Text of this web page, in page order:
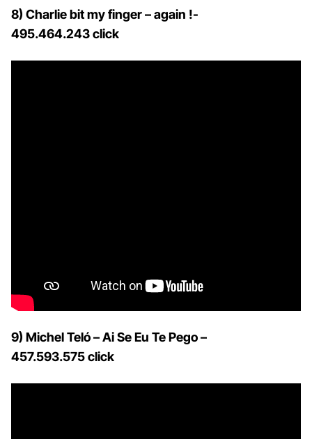
8) Charlie bit my finger – again !-
495.464.243 click
9) Michel Teló – Ai Se Eu Te Pego –
457.593.575 click